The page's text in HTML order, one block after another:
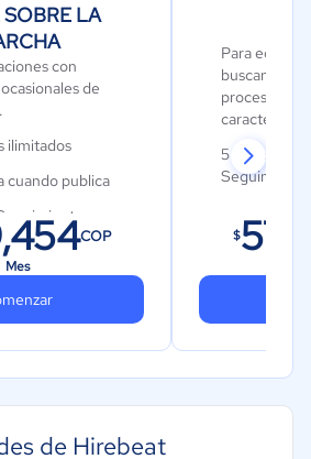
SOBRE LA
con
de
ilimitados
cuando publica
en equipo
en video
COP
Mes
Para
buscan
proceso de
5 anuncios
Entrevista
$
de Hirebeat